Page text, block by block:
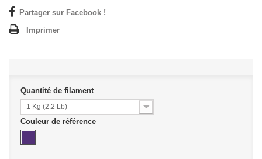
Partager sur Facebook !
Imprimer
Quantité de filament
1 Kg (2.2 Lb)
Couleur de référence